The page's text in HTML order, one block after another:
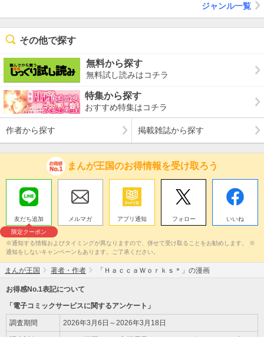
ジャンル一覧
その他で探す
無料から探す
無料試し読みはコチラ
特集から探す
おすすめ特集はコチラ
作者から探す 掲載雑誌から探す
まんが王国のお得情報を受け取ろう
友だち追加
限定クーポン
メルマガ アプリ通知 フォロー いいね
※通知する情報およびタイミングが異なりますので、併せて受け取ることをお勧めします。 ※
通知をしないキャンペーンもあります。ご了承ください。
まんが王国 著者・作者 「ＨａｃｃａＷｏｒｋｓ＊」の漫画
お得感No.1表記について
「電子コミックサービスに関するアンケート」
調査期間 2026年3月6日～2026年3月18日